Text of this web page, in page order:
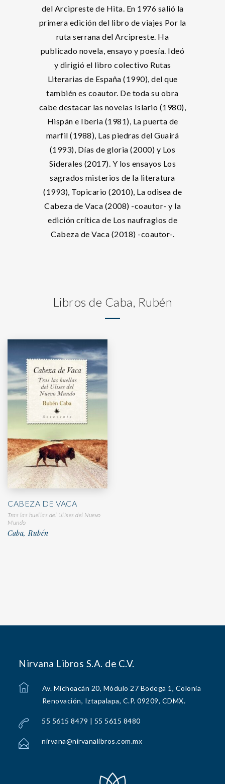
del Arcipreste de Hita. En 1976 salió la
primera edición del libro de viajes Por la
ruta serrana del Arcipreste. Ha
publicado novela, ensayo y poesía. Ideó
y dirigió el libro colectivo Rutas
Literarias de España (1990), del que
también es coautor. De toda su obra
cabe destacar las novelas Islario (1980),
Hispán e Iberia (1981), La puerta de
marfil (1988), Las piedras del Guairá
(1993), Días de gloria (2000) y Los
Siderales (2017). Y los ensayos Los
sagrados misterios de la literatura
(1993), Topicario (2010), La odisea de
Cabeza de Vaca (2008) -coautor- y la
edición crítica de Los naufragios de
Cabeza de Vaca (2018) -coautor-.
Libros de Caba, Rubén
CABEZA DE VACA
Tras las huellas del Ulises del Nuevo
Mundo
Caba, Rubén
Nirvana Libros S.A. de C.V.
Av. Michoacán 20, Módulo 27 Bodega 1, Colonia
Renovación, Iztapalapa, C.P. 09209, CDMX.
55 5615 8479 | 55 5615 8480
nirvana@nirvanalibros.com.mx